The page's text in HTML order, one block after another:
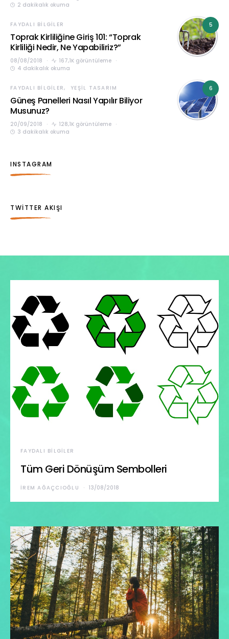
2 dakikalık okuma
5
FAYDALI BILGILER
Toprak Kirliliğine Giriş 101: “Toprak
Kirliliği Nedir, Ne Yapabiliriz?”
08/08/2018
167,1K görüntüleme
4 dakikalık okuma
6
FAYDALI BILGILER YEŞIL TASARIM
Güneş Panelleri Nasıl Yapılır Biliyor
Musunuz?
20/09/2018
128,1K görüntüleme
3 dakikalık okuma
INSTAGRAM
TWITTER AKIŞI
FAYDALI BILGILER
Tüm Geri Dönüşüm Sembolleri
İREM AĞAÇCIOĞLU 13/08/2018